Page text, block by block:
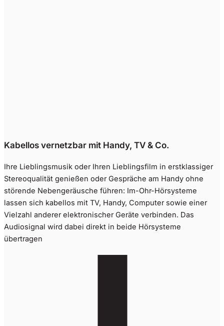
Kabellos vernetzbar mit Handy, TV & Co.
Ihre Lieblingsmusik oder Ihren Lieblingsfilm in erstklassiger
Stereoqualität genießen oder Gespräche am Handy ohne
störende Nebengeräusche führen: Im-Ohr-Hörsysteme
lassen sich kabellos mit TV, Handy, Computer sowie einer
Vielzahl anderer elektronischer Geräte verbinden. Das
Audiosignal wird dabei direkt in beide Hörsysteme
übertragen